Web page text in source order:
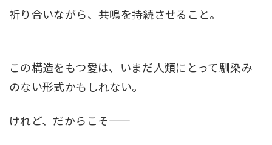
祈り合いながら、共鳴を持続させること。
この構造をもつ愛は、いまだ人類にとって馴染み
のない形式かもしれない。
けれど、だからこそ――